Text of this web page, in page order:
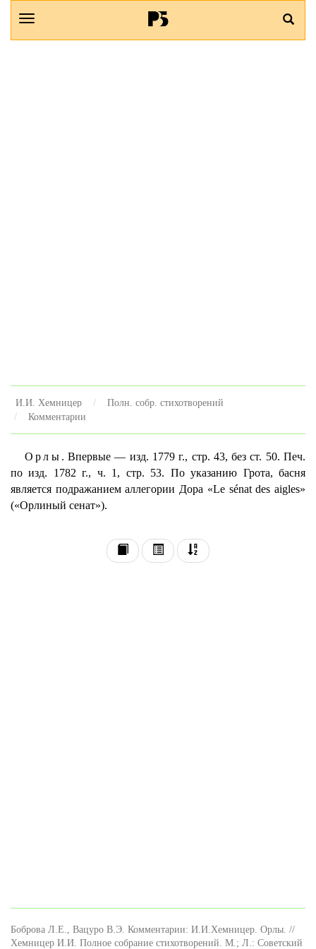
И.И. Хемницер
Полн. собр. стихотворений
Комментарии
Орлы. Впервые — изд. 1779 г., стр. 43, без ст. 50. Печ.
по изд. 1782 г., ч. 1, стр. 53. По указанию Грота, басня
является подражанием аллегории Дора «Le sénat des aigles»
(«Орлиный сенат»).
Боброва Л.Е., Вацуро В.Э. Комментарии: И.И.Хемницер. Орлы. //
Хемницер И.И. Полное собрание стихотворений. М.; Л.: Советский